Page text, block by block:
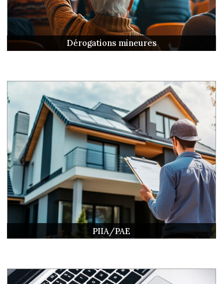
Dérogations mineures
PIIA/PAE